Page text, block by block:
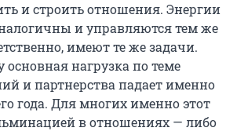
и строить отношения. Энергии
и управляются тем же
имеют те же задачи.
нагрузка по теме
и партнерства падает именно
года. Для многих именно этот
в отношениях — либо